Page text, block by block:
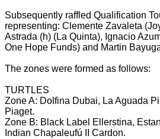
Subsequently raffled Qualification
representing: Clemente Zavaleta
Astrada (h) (La Quinta), Ignacio
One Hope Funds) and Martin
The zones were formed as follows:
TURTLES
Zone A: Dolfina Dubai, La Aguada
Piaget.
Zone B: Black Label Ellerstina,
Indian Chapaleufú II Cardon.